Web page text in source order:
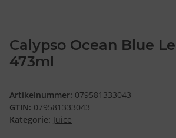
Calypso Ocean Blue
473ml
Artikelnummer: 079581333043
GTIN: 079581333043
Kategorie: Juice